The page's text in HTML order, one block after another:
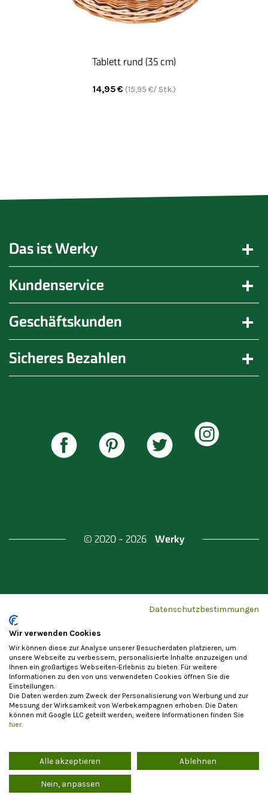
Tablett rund (35 cm)
14,95€ (15,95 €/ Stk.)
Das ist Werky
Kundenservice
Geschäftskunden
Sicheres Bezahlen
© 2020 - 2026 Werky
Datenschutzerklärung
Cookie-Einstellungen
Allgemeine Nutzungsbedingungen
Impressum
Vertrag widerrufen
Die Registrierung als Anbieter von Waren und Leistungen steht
ausschließlich Unternehmern im Sinne von § 14 BGB zur Verfügung. Ein
Datenschutzbestimmungen
Wir verwenden Cookies
Wir können diese zur Analyse unserer Besucherdaten platzieren, um
unsere Webseite zu verbessern, personalisierte Inhalte anzuzeigen und
Ihnen ein großartiges Webseiten-Erlebnis zu bieten. Für weitere
Informationen zu den von uns verwendeten Cookies öffnen Sie die
Einstellungen.
Die Daten werden zum Zweck der Personalisierung von Werbung und zur
Messung der Wirksamkeit von Werbekampagnen erhoben. Die Daten
können mit Google LLC geteilt werden, weitere Informationen finden Sie
hier.
Alle akzeptieren Ablehnen
Nein, anpassen